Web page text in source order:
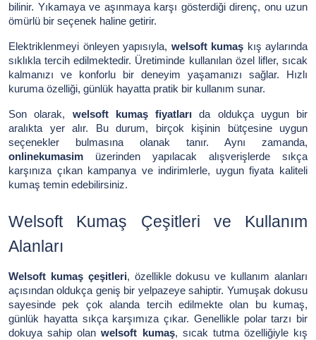
bilinir. Yıkamaya ve aşınmaya karşı gösterdiği direnç, onu uzun
ömürlü bir seçenek haline getirir.
Elektriklenmeyi önleyen yapısıyla, welsoft kumaş kış aylarında
sıklıkla tercih edilmektedir. Üretiminde kullanılan özel lifler, sıcak
kalmanızı ve konforlu bir deneyim yaşamanızı sağlar. Hızlı
kuruma özelliği, günlük hayatta pratik bir kullanım sunar.
Son olarak, welsoft kumaş fiyatları da oldukça uygun bir
aralıkta yer alır. Bu durum, birçok kişinin bütçesine uygun
seçenekler bulmasına olanak tanır. Aynı zamanda,
onlinekumasim üzerinden yapılacak alışverişlerde sıkça
karşınıza çıkan kampanya ve indirimlerle, uygun fiyata kaliteli
kumaş temin edebilirsiniz.
Welsoft Kumaş Çeşitleri ve Kullanım
Alanları
Welsoft kumaş çeşitleri, özellikle dokusu ve kullanım alanları
açısından oldukça geniş bir yelpazeye sahiptir. Yumuşak dokusu
sayesinde pek çok alanda tercih edilmekte olan bu kumaş,
günlük hayatta sıkça karşımıza çıkar. Genellikle polar tarzı bir
dokuya sahip olanwelsoft kumaş, sıcak tutma özelliğiyle kış